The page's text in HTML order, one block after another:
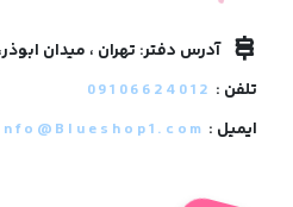
آدرس دفتر: تهران ، میدان ابوذر، خ
تلفن : 09106624012
ایمیل :